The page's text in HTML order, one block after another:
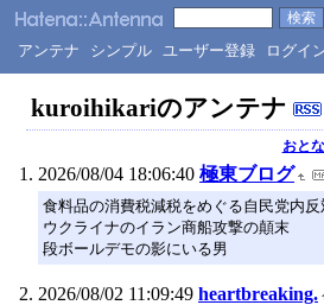
アンテナ シンプル ユーザー登録 ログイ
kuroihikariのアンテナ
おと
2026/08/04 18:06:40 極東ブログ
食料品の消費税減税をめぐる自民党内
ウクライナのイラン商船攻撃の顛末
段ボールデモの影にいる男
2026/08/02 11:09:49 heartbreaking.